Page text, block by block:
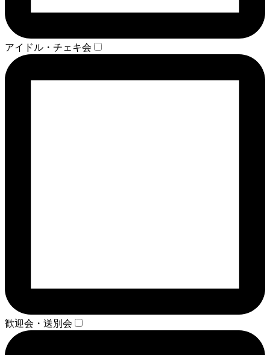
アイドル・チェキ会
歓迎会・送別会